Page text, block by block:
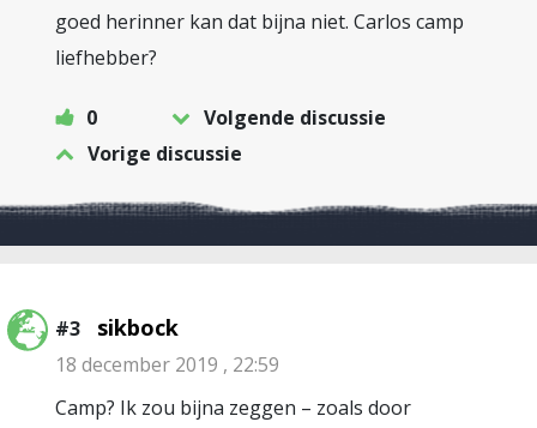
goed herinner kan dat bijna niet. Carlos camp
liefhebber?
0
Volgende discussie
Vorige discussie
#3 sikbock
18 december 2019 , 22:59
Camp? Ik zou bijna zeggen – zoals door